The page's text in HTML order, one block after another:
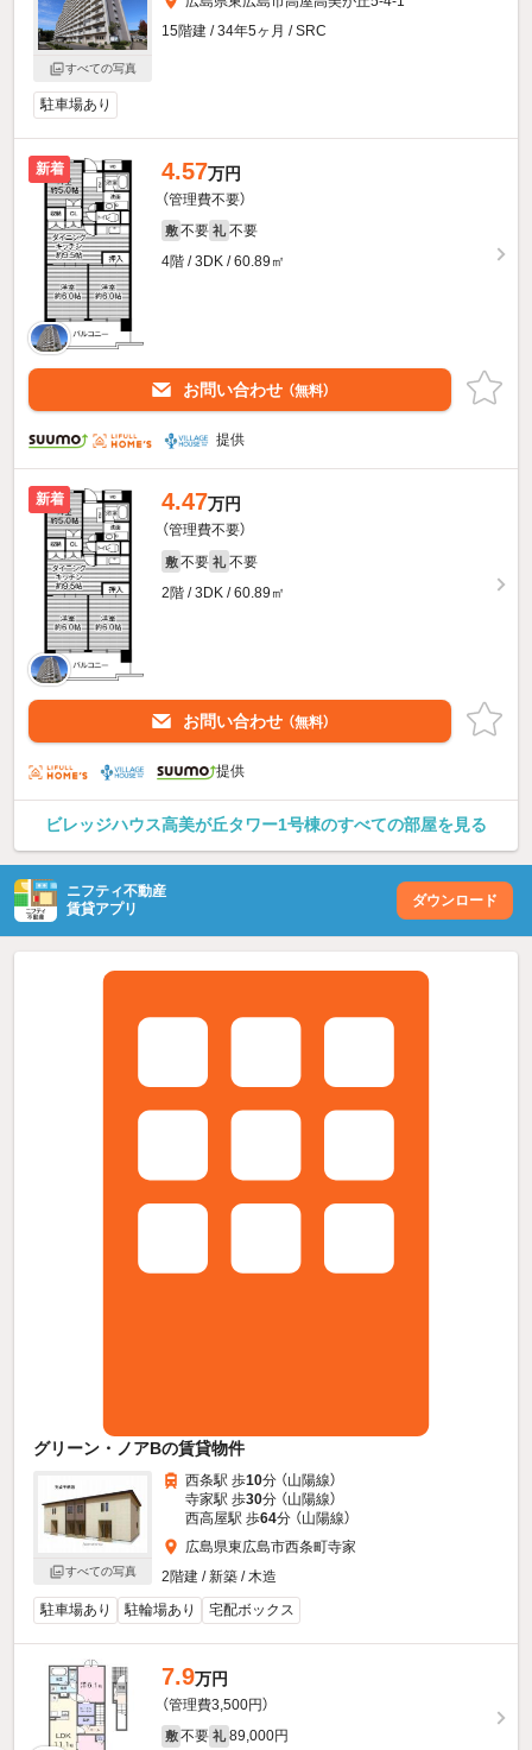
すべての写真
15階建 / 34年5ヶ月 / SRC
駐車場あり
新着 4.57万円
（管理費不要）
敷 不要 礼 不要
4階 / 3DK / 60.89㎡
お問い合わせ （無料）
提供
新着 4.47万円
（管理費不要）
敷 不要 礼 不要
2階 / 3DK / 60.89㎡
お問い合わせ （無料）
提供
ビレッジハウス高美が丘タワー1号棟のすべての部屋を見る
ニフティ不動産
賃貸アプリ
ダウンロード
グリーン・ノアBの賃貸物件
すべての写真
西条駅 歩10分 （山陽線）
寺家駅 歩30分 （山陽線）
西高屋駅 歩64分 （山陽線）
広島県東広島市西条町寺家
2階建 / 新築 / 木造
駐車場あり
駐輪場あり 宅配ボックス
7.9万円
（管理費3,500円）
敷 不要 礼 89,000円